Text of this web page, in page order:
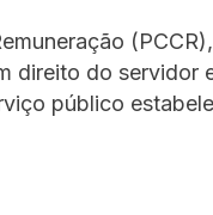
direito do servidor
público